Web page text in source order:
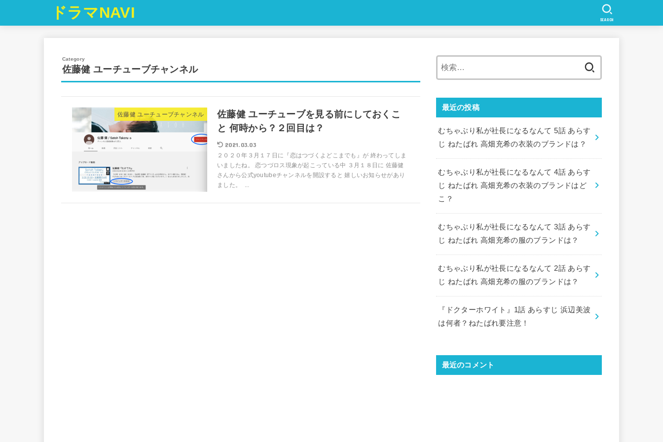
ドラマNAVI SEARCH
佐藤健 ユーチューブチャンネル
佐藤健 ユーチューブチャンネル
佐藤健 ユーチューブを見る前にしておくこ
と 何時から？２回目は？
2021.03.03
２０２０年３月１７日に『恋はつづくよどこまでも』が 終わってしま
いましたね。 恋つづロス現象が起こっている中 ３月１８日に 佐藤健
さんから公式youtubeチャンネルを開設すると 嬉しいお知らせがあり
ました。 ...
最近の投稿
むちゃぶり私が社長になるなんて 5話 あらす
じ ねたばれ 高畑充希の衣装のブランドは？
むちゃぶり私が社長になるなんて 4話 あらす
じ ねたばれ 高畑充希の衣装のブランドはど
こ？
むちゃぶり私が社長になるなんて 3話 あらす
じ ねたばれ 高畑充希の服のブランドは？
むちゃぶり私が社長になるなんて 2話 あらす
じ ねたばれ 高畑充希の服のブランドは？
『ドクターホワイト』1話 あらすじ 浜辺美波
は何者？ねたばれ要注意！
最近のコメント